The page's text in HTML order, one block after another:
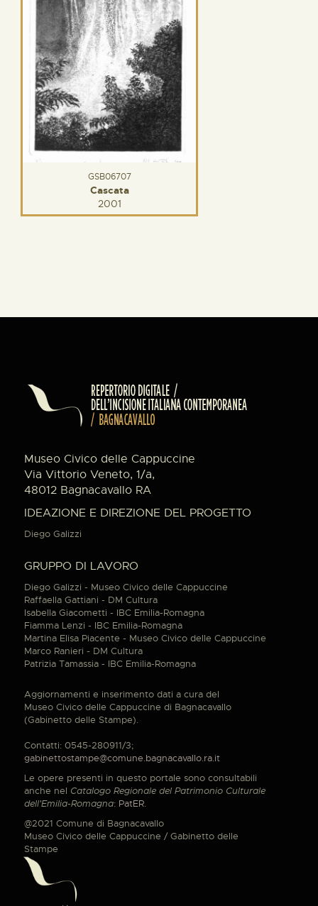
GSB06707
Cascata
2001
Museo Civico delle Cappuccine
Via Vittorio Veneto, 1/a,
48012 Bagnacavallo RA
IDEAZIONE E DIREZIONE DEL PROGETTO
Diego Galizzi
GRUPPO DI LAVORO
Diego Galizzi - Museo Civico delle Cappuccine
Raffaella Gattiani - DM Cultura
Isabella Giacometti - IBC Emilia-Romagna
Fiamma Lenzi - IBC Emilia-Romagna
Martina Elisa Piacente - Museo Civico delle Cappuccine
Marco Ranieri - DM Cultura
Patrizia Tamassia - IBC Emilia-Romagna
Aggiornamenti e inserimento dati a cura del
Museo Civico delle Cappuccine di Bagnacavallo
(Gabinetto delle Stampe).
Contatti: 0545-280911/3;
gabinettostampe@comune.bagnacavallo.ra.it
Le opere presenti in questo portale sono consultabili
anche nel Catalogo Regionale del Patrimonio Culturale
dell'Emilia-Romagna: PatER.
@2021 Comune di Bagnacavallo
Museo Civico delle Cappuccine / Gabinetto delle
Stampe